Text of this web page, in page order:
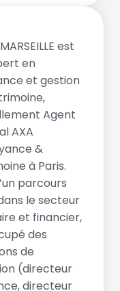
est
en
et gestion
Agent
AXA
&
à Paris.
parcours
le secteur
et financier,
des
de
(directeur
directeur